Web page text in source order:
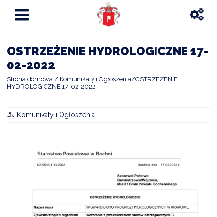
OSTRZEŻENIE HYDROLOGICZNE 17-
02-2022
Strona domowa Komunikaty i Ogłoszenia OSTRZEŻENIE
HYDROLOGICZNE 17-02-2022
Komunikaty i Ogłoszenia